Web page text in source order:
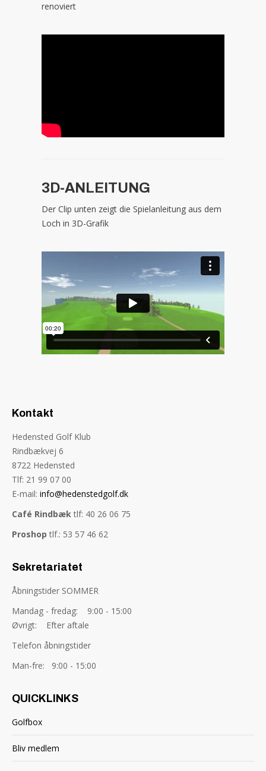
renoviert
3D-ANLEITUNG
Der Clip unten zeigt die Spielanleitung aus dem
Loch in 3D-Grafik
Kontakt
Hedensted Golf Klub
Rindbækvej 6
8722 Hedensted
Tlf: 21 99 07 00
E-mail: info@hedenstedgolf.dk
Café Rindbæk tlf: 40 26 06 75
Proshop tlf.: 53 57 46 62
Sekretariatet
Åbningstider SOMMER
Mandag - fredag: 9:00 - 15:00
Øvrigt: Efter aftale
Telefon åbningstider
Man-fre: 9:00 - 15:00
QUICKLINKS
Golfbox
Bliv medlem